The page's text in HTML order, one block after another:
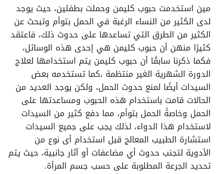
مين استخدمت حبوب كليمن وحملت بطفلين، حيث يوجد
لدى الكثير من النساء الرغبة في الحمل بتوأم وتبحث عن
الكثير من الطرق التي تساعدها على حدوث ذلك، فاعتقد
كثيرًا منهن أن حبوب كليمن هي إحدى هذه الوسائل،
فكما ذكرنا سابقًا أن حبوب كليمن يتم استخدامها لعلاج
الدورة الشهرية الغير منتظمة ،كما تستخدمه بعض
السيدات أيضًا لمنع حدوث الحمل، ولكن يوجد العديد من
الحالات قامت باستخدام هذه الحبوب ومساعدتها على
الحمل وخاصةً الحمل بتوأم، مما دفع كثير من السيدات
لاستخدام هذا الدواء، لذلك يجب على جميع السيدات
استشارة الطبيب المعالج قبل استخدام أى نوع من
الأدوية لتجنب حدوث أي مضاعفات أو آثار جانبية، حيث يتم
تحديد الجرعة المطلوبة على حسب جسم المرأة.